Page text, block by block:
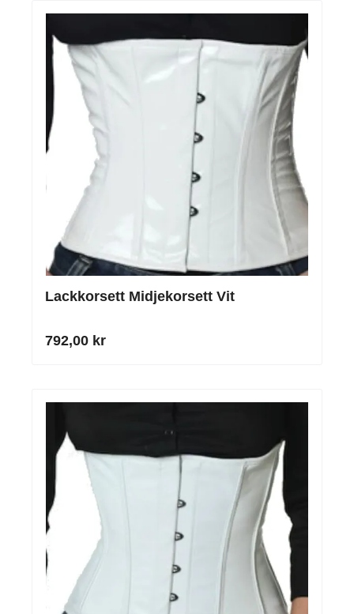
Lackkorsett Midjekorsett Vit
792,00 kr